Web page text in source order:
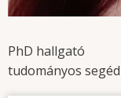
PhD hallgató
tudományos